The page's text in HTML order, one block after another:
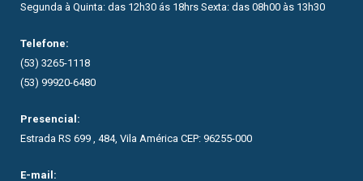
Segunda à Quinta: das 12h30 ás 18hrs Sexta: das 08h00 às 13h30
Telefone:
(53) 3265-1118
(53) 99920-6480
Presencial:
Estrada RS 699 , 484, Vila América CEP: 96255-000
E-mail: